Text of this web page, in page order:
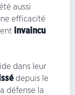
aussi
efficacité
invaincu
dans leur
depuis le
défense la